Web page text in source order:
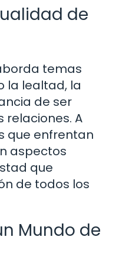
de
temas
la lealtad, la
de ser
relaciones. A
que enfrentan
aspectos
que
de todos los
Mundo de